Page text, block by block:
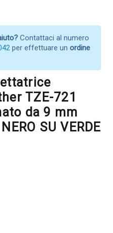
Contattaci al numero
per effettuare un ordine
TZE-721
da 9 mm
SU VERDE